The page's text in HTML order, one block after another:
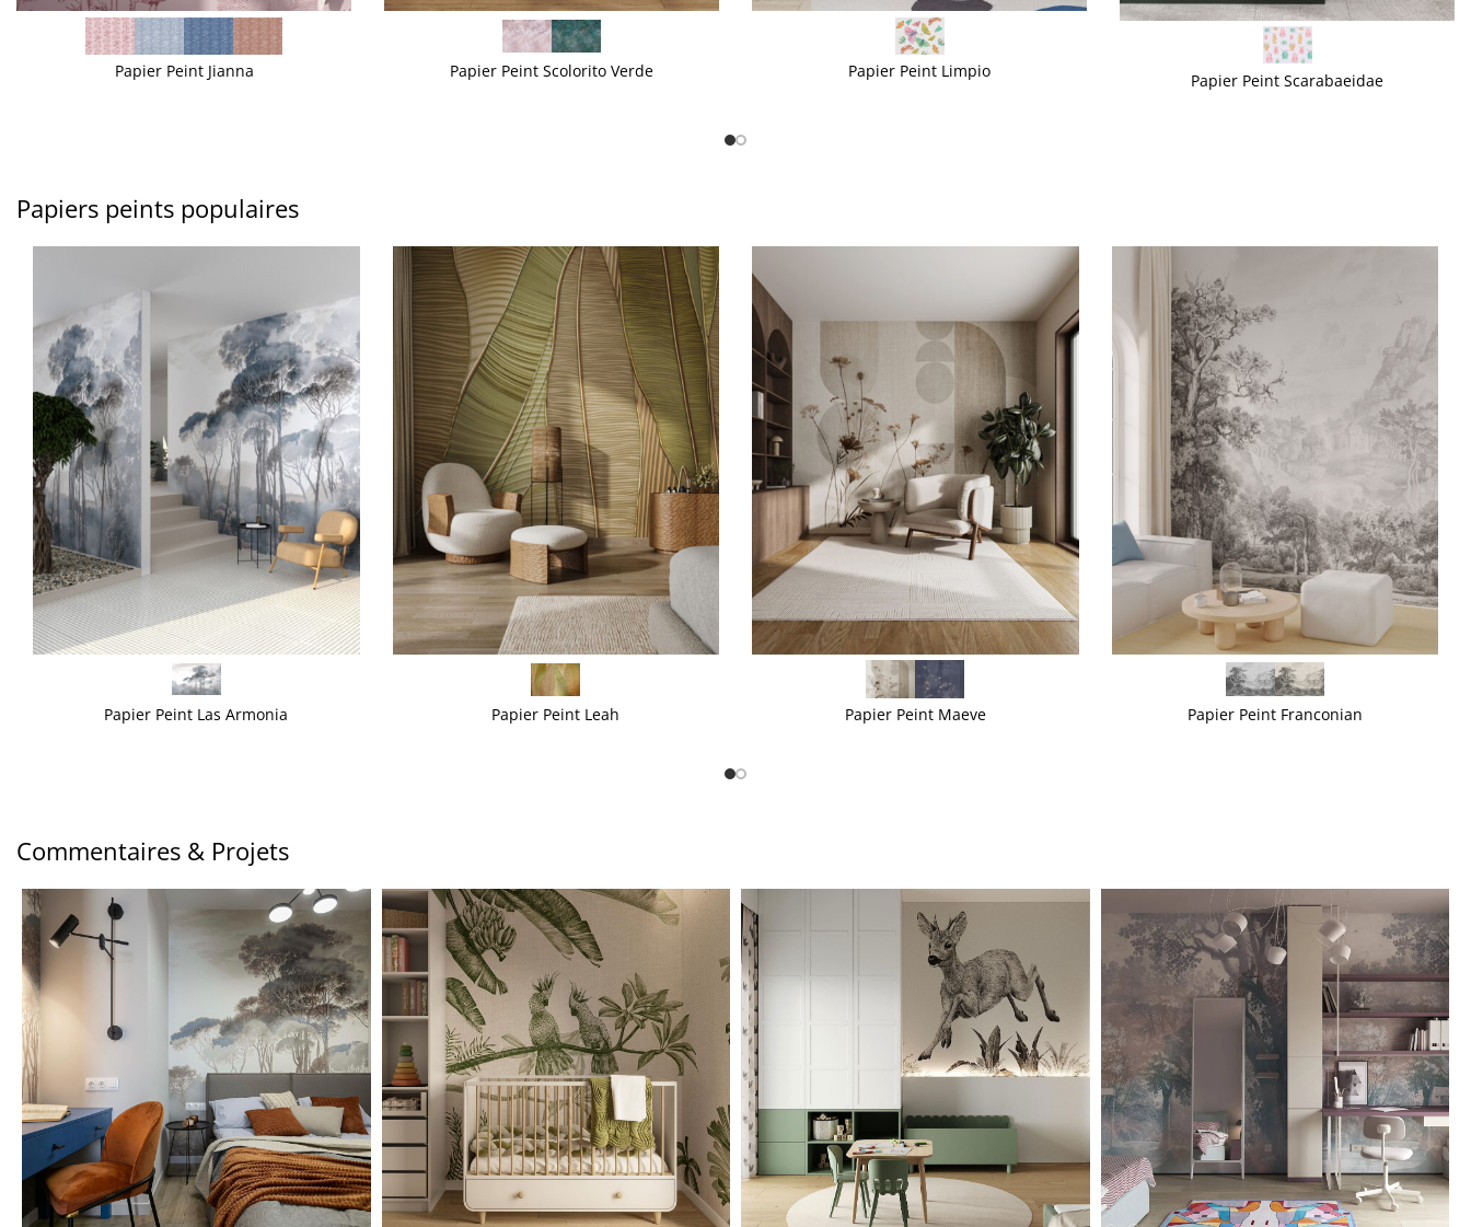
VOIR PLUS
Papier Peint Jianna Papier Peint Scolorito Verde Papier Peint Limpio Papier Peint Scarabaeidae
Papiers peints populaires
Papier Peint Las Armonia Papier Peint Leah Papier Peint Maeve Papier Peint Franconian
Commentaires & Projets